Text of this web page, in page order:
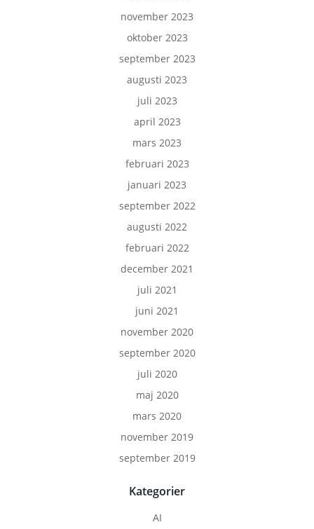
november 2023
oktober 2023
september 2023
augusti 2023
juli 2023
april 2023
mars 2023
februari 2023
januari 2023
september 2022
augusti 2022
februari 2022
december 2021
juli 2021
juni 2021
november 2020
september 2020
juli 2020
maj 2020
mars 2020
november 2019
september 2019
Kategorier
AI